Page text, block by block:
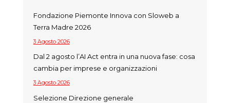
Fondazione Piemonte Innova con Sloweb a
Terra Madre 2026
3 Agosto 2026
Dal 2 agosto l’AI Act entra in una nuova fase: cosa
cambia per imprese e organizzazioni
3 Agosto 2026
Selezione Direzione generale